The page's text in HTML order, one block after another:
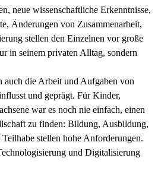
neue wissenschaftliche Erkenntnisse,
Änderungen von Zusammenarbeit,
stellen den Einzelnen vor große
in seinem privaten Alltag, sondern
auch die Arbeit und Aufgaben von
und geprägt. Für Kinder,
war es noch nie einfach, einen
zu finden: Bildung, Ausbildung,
stellen hohe Anforderungen.
und Digitalisierung